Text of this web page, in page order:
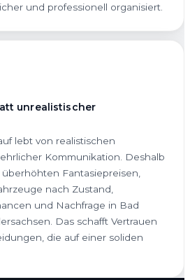
und professionell organisiert.
unrealistischer
lebt von realistischen
Kommunikation. Deshalb
Fantasiepreisen,
nach Zustand,
und Nachfrage in Bad
Das schafft Vertrauen
die auf einer soliden